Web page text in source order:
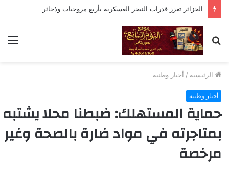
الجزائر تعزز قدرات النيجر العسكرية بأربع مروحيات وذخائر
بحث
عن
الرئيسية / أخبار وطنية
أخبار وطنية
حماية المستهلك: ضبطنا محلا يشتبه
بمتاجرته في مواد ضارة بالصحة وغير
مرخصة